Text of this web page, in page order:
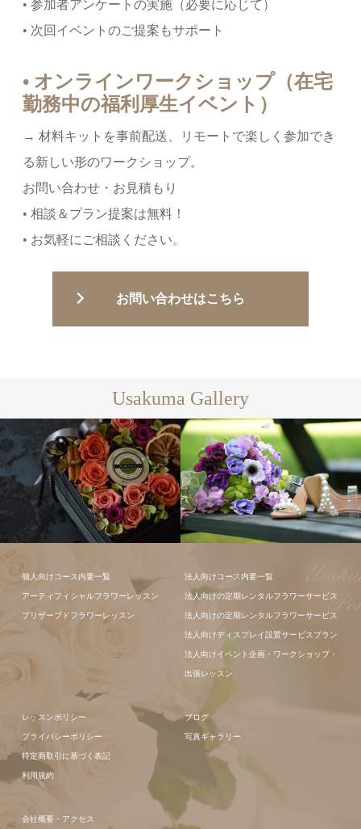
• 参加者アンケートの実施（必要に応じて）
• 次回イベントのご提案もサポート
• オンラインワークショップ（在宅
勤務中の福利厚生イベント）
→ 材料キットを事前配送、リモートで楽しく参加でき
る新しい形のワークショップ。
お問い合わせ・お見積もり
• 相談＆プラン提案は無料！
• お気軽にご相談ください。
お問い合わせはこちら
Usakuma Gallery
個人向けコース内要一覧
アーティフィシャルフラワーレッスン
プリザーブドフラワーレッスン
法人向けコース内要一覧
法人向けの定期レンタルフラワーサービス
法人向けの定期レンタルフラワーサービス
法人向けディスプレイ設置サービスプラン
法人向けイベント企画・ワークショップ・
出張レッスン
レッスンポリシー
プライバシーポリシー
特定商取引に基づく表記
利用規約
ブログ
写真ギャラリー
会社概要・アクセス